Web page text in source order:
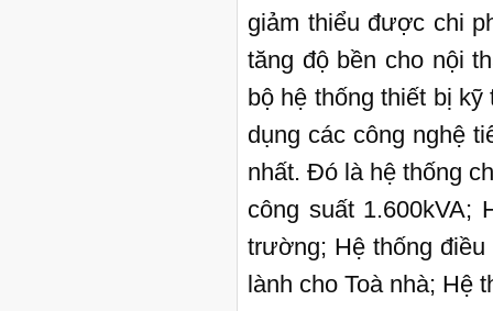
giảm thiểu được chi
tăng độ bền cho nội
bộ hệ thống thiết bị
dụng các công nghệ
nhất. Đó là hệ thống
công suất 1.600kVA;
trường; Hệ thống điều
lành cho Toà nhà; Hệ